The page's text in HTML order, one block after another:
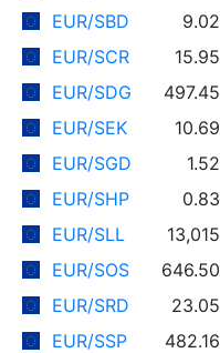
EUR/SBD
9.02
EUR/SCR
15.95
EUR/SDG
497.45
EUR/SEK
10.69
EUR/SGD
1.52
EUR/SHP
0.83
EUR/SLL
13,015
EUR/SOS
646.50
EUR/SRD
23.05
EUR/SSP
482.16